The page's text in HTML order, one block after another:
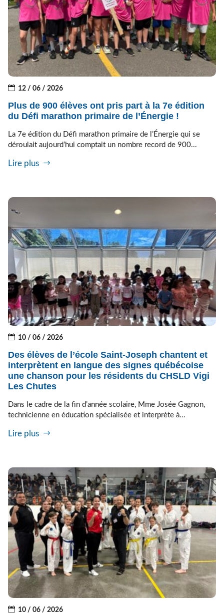
12 / 06 / 2026
Plus de 900 élèves ont pris part à la 7e édition
du Défi marathon primaire de l’Énergie !
La 7e édition du Défi marathon primaire de l’Énergie qui se
déroulait aujourd’hui comptait un nombre record de 900...
Lire plus
10 / 06 / 2026
Des élèves de l’école Saint-Joseph chantent et
interprètent en langue des signes québécoise
une chanson pour les résidents du CHSLD Vigi
Les Chutes
Dans le cadre de la fin d’année scolaire, Mme Josée Gagnon,
technicienne en éducation spécialisée et interprète à...
Lire plus
10 / 06 / 2026